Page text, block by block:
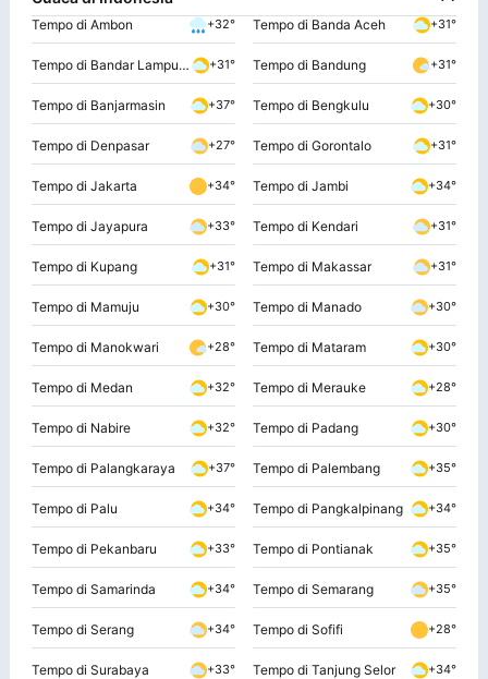
Tempo di Ambon +32° Tempo di Banda Aceh +31°
Tempo di Bandar Lampung +31° Tempo di Bandung +31°
Tempo di Banjarmasin +37° Tempo di Bengkulu +30°
Tempo di Denpasar +27° Tempo di Gorontalo +31°
Tempo di Jakarta +34° Tempo di Jambi +34°
Tempo di Jayapura +33° Tempo di Kendari +31°
Tempo di Kupang +31° Tempo di Makassar +31°
Tempo di Mamuju +30° Tempo di Manado +30°
Tempo di Manokwari +28° Tempo di Mataram +30°
Tempo di Medan +32° Tempo di Merauke +28°
Tempo di Nabire +32° Tempo di Padang +30°
Tempo di Palangkaraya +37° Tempo di Palembang +35°
Tempo di Palu +34° Tempo di Pangkalpinang +34°
Tempo di Pekanbaru +33° Tempo di Pontianak +35°
Tempo di Samarinda +34° Tempo di Semarang +35°
Tempo di Serang +34° Tempo di Sofifi +28°
Tempo di Surabaya +33° Tempo di Tanjung Selor +34°